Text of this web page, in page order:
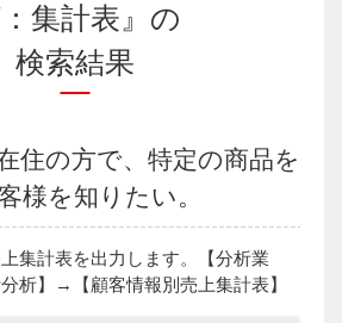
集計表』の
検索結果
住の方で、特定の商品を
様を知りたい。
集計表を出力します。【分析業
析】→【顧客情報別売上集計表】